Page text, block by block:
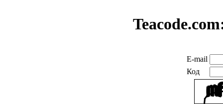
E-mail
Код